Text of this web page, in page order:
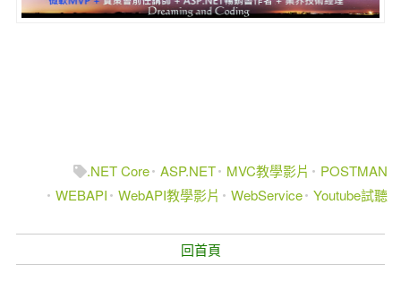
.NET Core ASP.NET MVC教學影片
POSTMAN
WEBAPI
WebAPI教學影片 WebService Youtube試聽
回首頁